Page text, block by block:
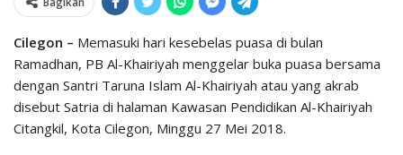
Cilegon – Memasuki hari kesebelas puasa di bulan
Ramadhan, PB Al-Khairiyah menggelar buka puasa bersama
dengan Santri Taruna Islam Al-Khairiyah atau yang akrab
disebut Satria di halaman Kawasan Pendidikan Al-Khairiyah
Citangkil, Kota Cilegon, Minggu 27 Mei 2018.